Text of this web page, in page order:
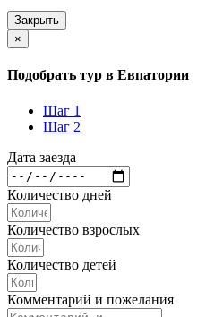
Закрыть
×
Подобрать тур в Евпатории
Шаг 1
Шаг 2
Дата заезда
Количество дней
Количество взрослых
Количество детей
Комментарий и пожелания